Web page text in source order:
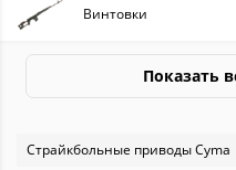
Винтовки
ПулеметыПоказать
Страйкбольные приводы Cyma